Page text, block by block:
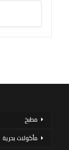
مطبخ
مأكولات بحرية